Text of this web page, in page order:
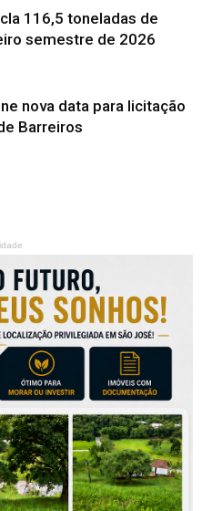
116,5 toneladas de
semestre de 2026
nova data para licitação
Barreiros